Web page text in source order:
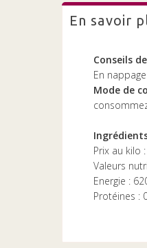
en savoir
Conseils
En
Mode de
Prix au kilo
Valeurs
Energie :
Protéines :